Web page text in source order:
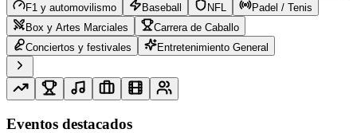
F1 y automovilismo
Baseball NFL
Padel / Tenis
Box y Artes Marciales
Carrera de Caballo
Conciertos y festivales
Entretenimiento General
Eventos destacados